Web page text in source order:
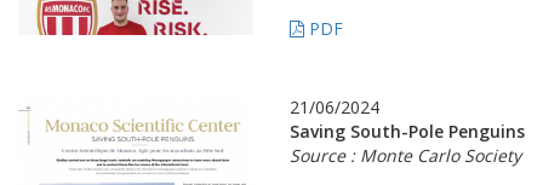
PDF
21/06/2024
Saving South-Pole Penguins
Source : Monte Carlo Society